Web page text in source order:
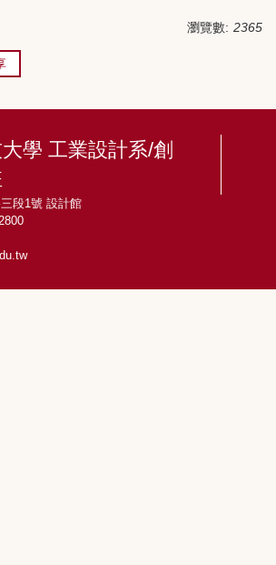
瀏覽數: 2365
學 工業設計系/創
段1號 設計館